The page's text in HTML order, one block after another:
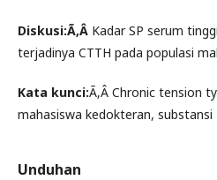
Diskusi:Ã‚Â Kadar SP serum
terjadinya CTTH pada populasi
Kata kunci:Ã‚Â Chronic tension
mahasiswa kedokteran, substansi
Unduhan